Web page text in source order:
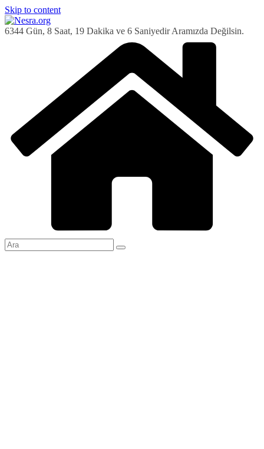
Skip to content
6344 Gün, 8 Saat, 19 Dakika ve 7 Saniyedir Aramızda Değilsin.